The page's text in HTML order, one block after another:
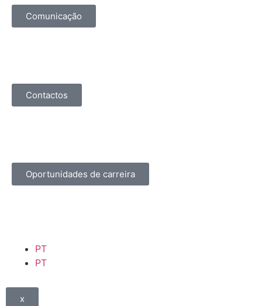
Comunicação
Contactos
Oportunidades de carreira
PT
PT
x